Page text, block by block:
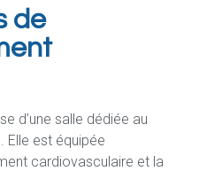
de
d’une salle dédiée au
Elle est équipée
cardiovasculaire et la